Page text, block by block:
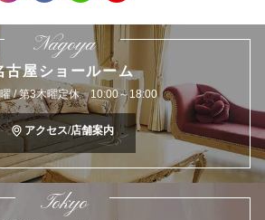
Nagoya
古屋ショールーム
/ 第3木曜定休 10:00～18:00
アクセス/店舗案内
Tokyo